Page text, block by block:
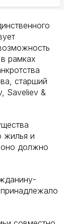
рамках
старший
Saveliev &
жилья и
оно должно